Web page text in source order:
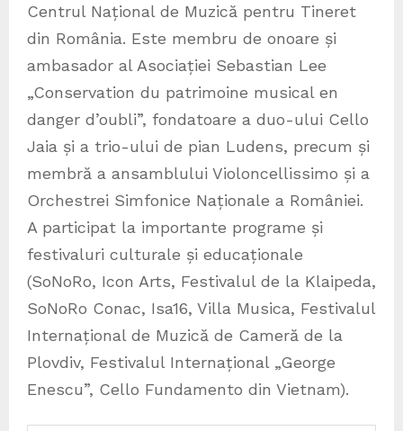
Centrul Național de Muzică pentru Tineret
din România. Este membru de onoare și
ambasador al Asociației Sebastian Lee
„Conservation du patrimoine musical en
danger d’oubli”, fondatoare a duo-ului Cello
Jaia și a trio-ului de pian Ludens, precum și
membră a ansamblului Violoncellissimo și a
Orchestrei Simfonice Naționale a României.
A participat la importante programe și
festivaluri culturale și educaționale
(SoNoRo, Icon Arts, Festivalul de la Klaipeda,
SoNoRo Conac, Isa16, Villa Musica, Festivalul
Internațional de Muzică de Cameră de la
Plovdiv, Festivalul Internațional „George
Enescu”, Cello Fundamento din Vietnam).